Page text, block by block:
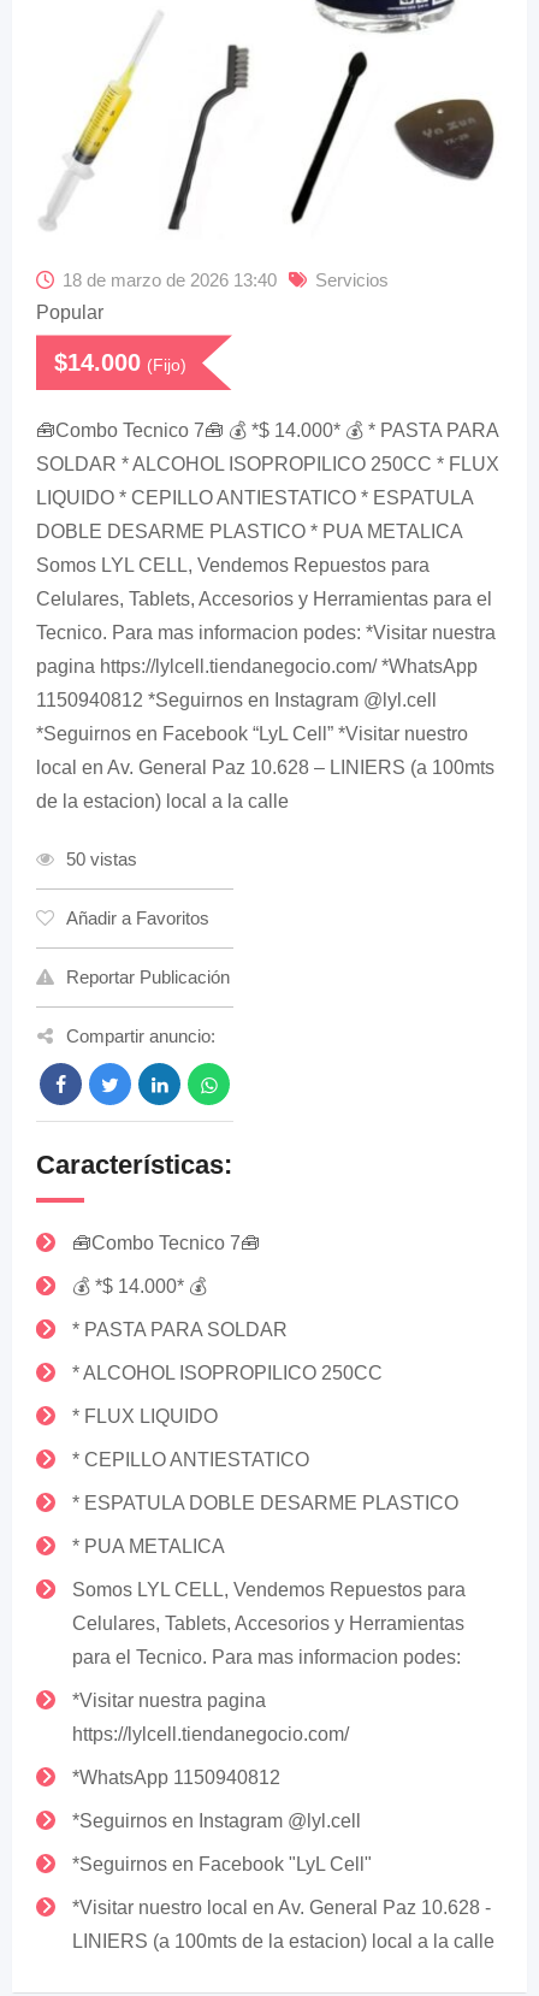
18 de marzo de 2026 13:40
Servicios
Popular
$14.000 (Fijo)
🧰Combo Tecnico 7🧰 💰 *$ 14.000* 💰 * PASTA PARA
SOLDAR * ALCOHOL ISOPROPILICO 250CC * FLUX
LIQUIDO * CEPILLO ANTIESTATICO * ESPATULA
DOBLE DESARME PLASTICO * PUA METALICA
Somos LYL CELL, Vendemos Repuestos para
Celulares, Tablets, Accesorios y Herramientas para el
Tecnico. Para mas informacion podes: *Visitar nuestra
pagina https://lylcell.tiendanegocio.com/ *WhatsApp
1150940812 *Seguirnos en Instagram @lyl.cell
*Seguirnos en Facebook “LyL Cell” *Visitar nuestro
local en Av. General Paz 10.628 – LINIERS (a 100mts
de la estacion) local a la calle
50 vistas
Añadir a Favoritos
Reportar Publicación
Compartir anuncio:
Características:
🧰Combo Tecnico 7🧰
💰 *$ 14.000* 💰
* PASTA PARA SOLDAR
* ALCOHOL ISOPROPILICO 250CC
* FLUX LIQUIDO
* CEPILLO ANTIESTATICO
* ESPATULA DOBLE DESARME PLASTICO
* PUA METALICA
Somos LYL CELL, Vendemos Repuestos para
Celulares, Tablets, Accesorios y Herramientas
para el Tecnico. Para mas informacion podes:
*Visitar nuestra pagina
https://lylcell.tiendanegocio.com/
*WhatsApp 1150940812
*Seguirnos en Instagram @lyl.cell
*Seguirnos en Facebook "LyL Cell"
*Visitar nuestro local en Av. General Paz 10.628 -
LINIERS (a 100mts de la estacion) local a la calle